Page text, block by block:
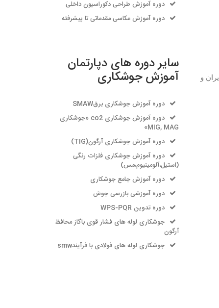
ایران و
دوره آموزش طراحی دکوراسیون داخلی
دوره آموزش عکاسی مقدماتی تا پیشرفته
سایر دوره های دپارتمان
آموزش جوشکاری
دوره آموزش جوشکاری برقSMAW
دوره آموزش جوشکاری co2 «جوشکاری
MIG, MAG»
دوره آموزش جوشکاری آرگون(TIG)
دوره آموزش جوشکاری فلزات رنگی
(استیل،آلومینیوم،مس)
دوره آموزش جامع جوشکاری
دوره آموزشی بازرسی جوش
دوره تدوین WPS-PQR
جوشکاری لوله های فشار قوی باگاز محافظ
آرگون
جوشکاری لوله های فولادی با فرآیندsmw